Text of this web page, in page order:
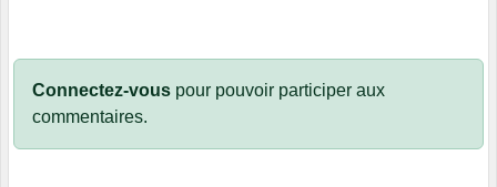
Connectez-vous pour pouvoir participer aux
commentaires.